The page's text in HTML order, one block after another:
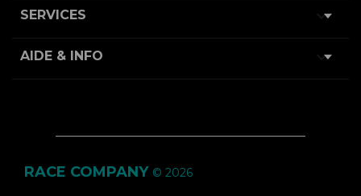
SERVICES 
AIDE & INFO 
RACE COMPANY © 2026